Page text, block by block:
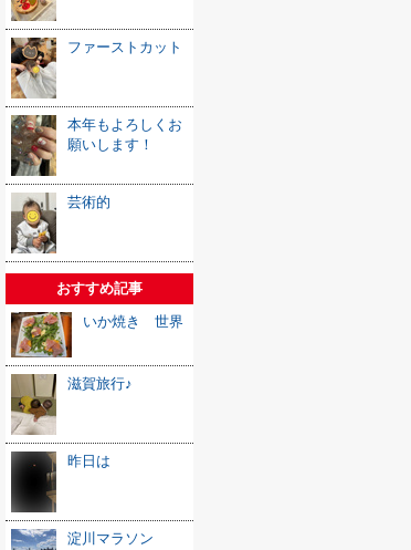
ファーストカット
本年もよろしくお
願いします！
芸術的
おすすめ記事
いか焼き 世界
滋賀旅行♪
昨日は
淀川マラソン